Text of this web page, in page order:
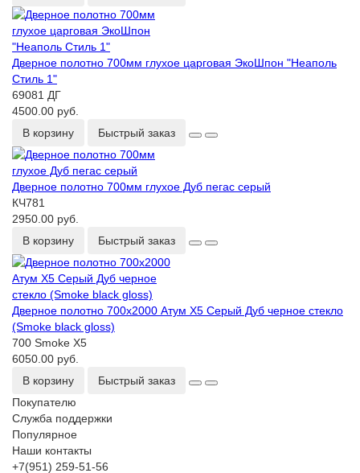
Дверное полотно 700мм глухое царговая ЭкоШпон "Неаполь
Стиль 1"
69081 ДГ
4500.00 руб.
В корзину
Быстрый заказ
Дверное полотно 700мм глухое Дуб пегас серый
КЧ781
2950.00 руб.
В корзину
Быстрый заказ
Дверное полотно 700x2000 Атум Х5 Серый Дуб черное стекло
(Smoke black gloss)
700 Smoke Х5
6050.00 руб.
В корзину
Быстрый заказ
Покупателю
Служба поддержки
Популярное
Наши контакты
+7(951) 259-51-56